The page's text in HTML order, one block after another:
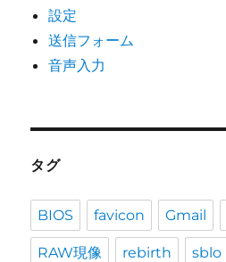
設定
送信フォーム
音声入力
タグ
BIOS favicon Gmail
RAW現像 rebirth sblo